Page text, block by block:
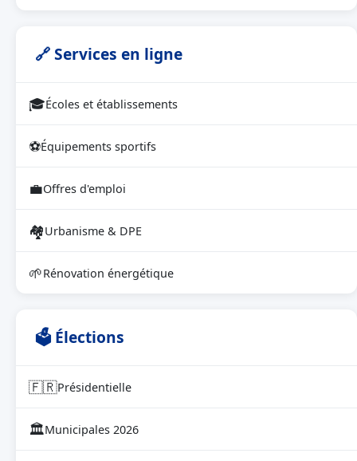
🔗 Services en ligne
🎓Écoles et établissements
⚽Équipements sportifs
💼Offres d'emploi
🏘Urbanisme & DPE
🌱Rénovation énergétique
🗳 Élections
🇫🇷Présidentielle
🏛Municipales 2026